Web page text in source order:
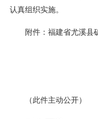
认真组织实施。
附件：福建省尤溪县矿
（此件主动公开）